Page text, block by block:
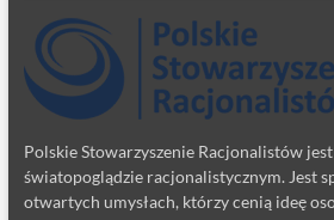
Polskie Stowarzyszenie Racjonalistów
światopoglądzie racjonalistycznym. Jest
otwartych umysłach, którzy cenią ideę